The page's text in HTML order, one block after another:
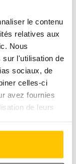
le contenu
relatives aux
Nous
sur l'utilisation de
sociaux, de
celles-ci
avez fournies
de leurs